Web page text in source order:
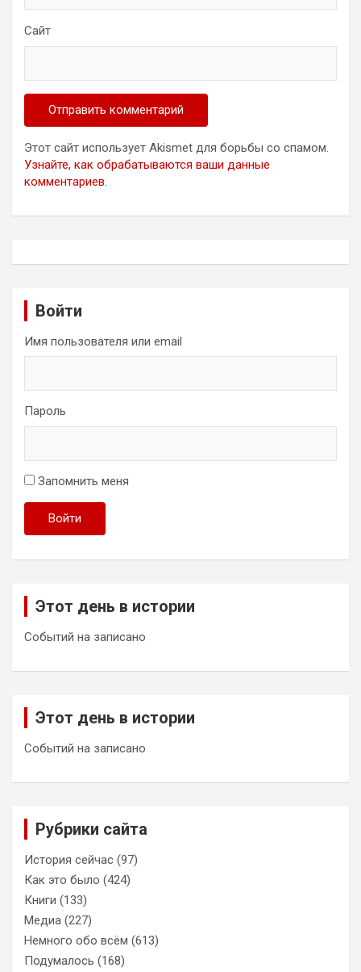
Сайт
Этот сайт использует Akismet для борьбы со спамом.
Узнайте, как обрабатываются ваши данные
комментариев.
Войти
Имя пользователя или email
Пароль
Запомнить меня
Войти
Этот день в истории
Событий на записано
Этот день в истории
Событий на записано
Рубрики сайта
История сейчас (97)
Как это было (424)
Книги (133)
Медиа (227)
Немного обо всём (613)
Подумалось (168)